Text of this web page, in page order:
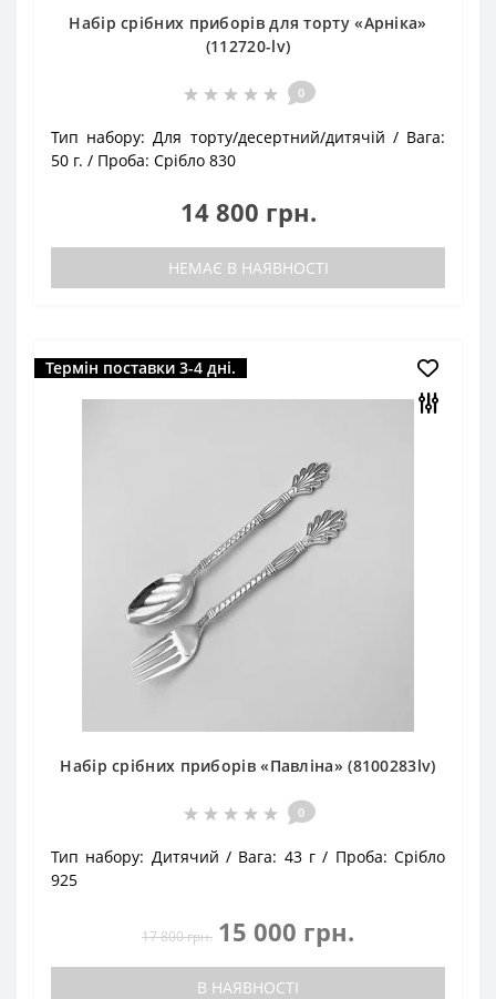
Набір срібних приборів для торту «Арніка»
(112720-lv)
0
Тип набору: Для торту/десертний/дитячій
Вага:
50 г.
Проба: Срібло 830
14 800 грн.
НЕМАЄ В НАЯВНОСТІ
Термін поставки 3-4 дні.
Набір срібних приборів «Павліна» (8100283lv)
0
Тип набору: Дитячий Вага: 43 г Проба: Срібло
925
17 800 грн. 15 000 грн.
В НАЯВНОСТІ